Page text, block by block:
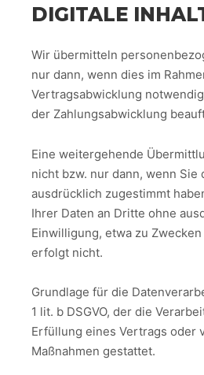
DIGITALE
Wir übermitteln
nur dann, wenn dies im
Vertragsabwicklung
der Zahlungsabwicklung
Eine weitergehende
nicht bzw. nur dann, wenn Sie
ausdrücklich zugestimmt
Ihrer Daten an Dritte ohne
Einwilligung, etwa zu
erfolgt nicht.
Grundlage für die
1 lit. b DSGVO, der die
Erfüllung eines Vertrags oder
Maßnahmen gestattet.